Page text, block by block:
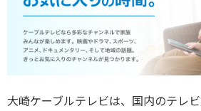
大崎ケーブルテレビは、国内のテレ